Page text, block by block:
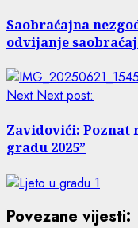
Saobraćajna
odvijanje
Next Next post:
Zavidovići: Poznat
gradu 2025”
Povezane vijesti: